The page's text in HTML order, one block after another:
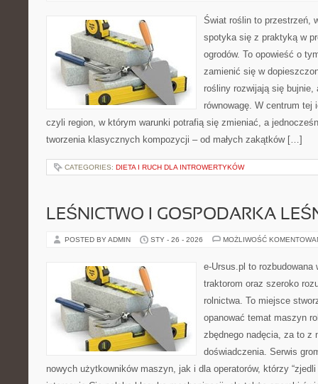
Świat roślin to przestrzeń,
spotyka się z praktyką w
ogrodów. To opowieść o
zamienić się w
rośliny rozwijają się bujnie,
równowagę. W centrum
czyli region, w którym warunki potrafią się zmieniać, a
tworzenia klasycznych kompozycji – od małych zakątków […]
CATEGORIES: DIETA I RUCH DLA INTROWERTYKÓW
LEŚNICTWO I GOSPODARKA
POSTED BY ADMIN STY - 26 - 2026 MOŻLIWOŚĆ
e-Ursus.pl to rozbudowana
traktorom oraz szeroko
rolnictwa. To miejsce
opanować temat maszyn
zbędnego nadęcia, za to z
doświadczenia. Serwis
nowych użytkowników maszyn, jak i dla operatorów, którzy